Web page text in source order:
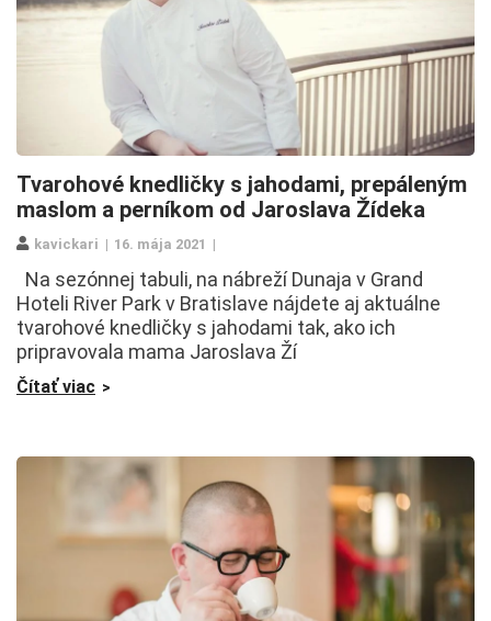
Tvarohové knedličky s jahodami, prepáleným
maslom a perníkom od Jaroslava Žídeka
kavickari 16. mája 2021
Na sezónnej tabuli, na nábreží Dunaja v Grand
Hoteli River Park v Bratislave nájdete aj aktuálne
tvarohové knedličky s jahodami tak, ako ich
pripravovala mama Jaroslava Ží
Čítať viac